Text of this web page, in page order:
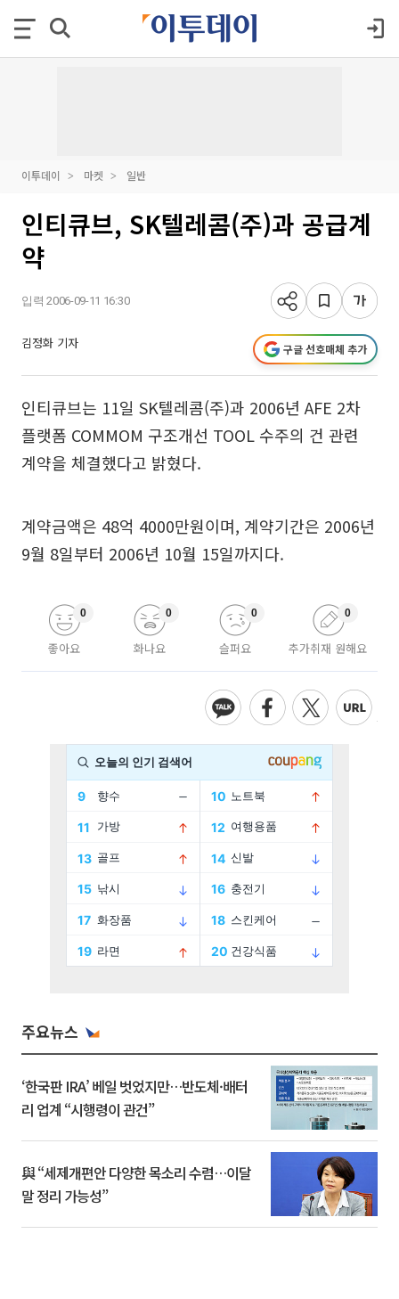
이투데이 마켓 일반
인티큐브, SK텔레콤(주)과 공급계
약
입력 2006-09-11 16:30
김정화 기자 구글 선호매체 추가
인티큐브는 11일 SK텔레콤(주)과 2006년 AFE 2차
플랫폼 COMMOM 구조개선 TOOL 수주의 건 관련
계약을 체결했다고 밝혔다.
계약금액은 48억 4000만원이며, 계약기간은 2006년
9월 8일부터 2006년 10월 15일까지다.
좋아요
0
화나요
0
슬퍼요
0
추가취재 원해요
0
주요뉴스
‘한국판 IRA’ 베일 벗었지만…반도체·배터
리 업계 “시행령이 관건”
與 “세제개편안 다양한 목소리 수렴…이달
말 정리 가능성”